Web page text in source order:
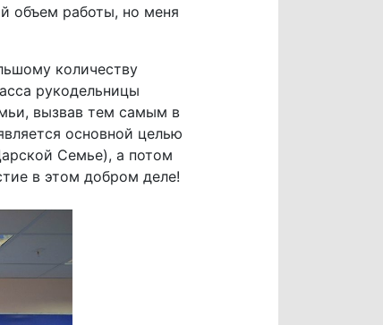
объем работы, но меня
количеству
рукодельницы
вызвав тем самым в
основной целью
Семье), а потом
в этом добром деле!